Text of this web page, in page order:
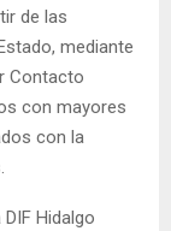
de las
mediante
Contacto
con mayores
con la
Hidalgo